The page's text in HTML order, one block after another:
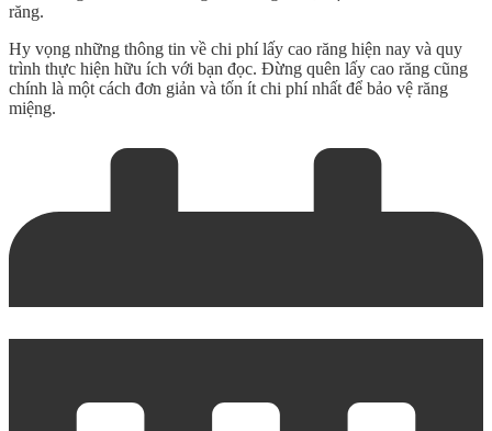
răng.
Hy vọng những thông tin về chi phí lấy cao răng hiện nay và quy
trình thực hiện hữu ích với bạn đọc. Đừng quên lấy cao răng cũng
chính là một cách đơn giản và tốn ít chi phí nhất để bảo vệ răng
miệng.